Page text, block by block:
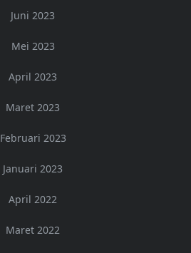
Juni 2023
Mei 2023
April 2023
Maret 2023
Februari 2023
Januari 2023
April 2022
Maret 2022